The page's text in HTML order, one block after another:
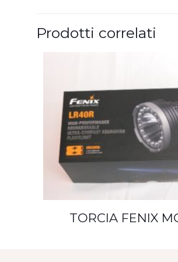
Prodotti correlati
TORCIA FENIX